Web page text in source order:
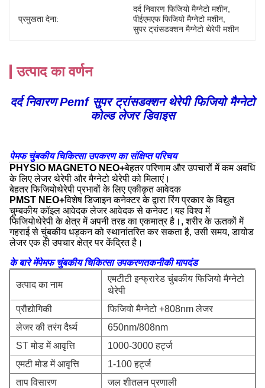
प्रमुखता देना:
दर्द निवारण फिजियो मैग्नेटो मशीन
पीईएमएफ फिजियो मैग्नेटो मशीन
सुपर ट्रांसडक्शन मैग्नेटो थेरेपी मशीन
उत्पाद का वर्णन
दर्द निवारण Pemf सुपर ट्रांसडक्शन थेरेपी फिजियो मैग्नेटो
कोल्ड लेजर डिवाइस
पेमफ चुंबकीय चिकित्सा उपकरण का संक्षिप्त परिचय
PHYSIO MAGNETO NEO+बेहतर परिणाम और उपचारों में कम अवधि
के लिए लेजर थेरेपी और मैग्नेटो थेरेपी को मिलाएं।
बेहतर फिजियोथेरेपी प्रभावों के लिए एकीकृत आवेदक
PMST NEO+विशेष डिजाइन कनेक्टर के द्वारा रिंग प्रकार के विद्युत
चुम्बकीय कॉइल आवेदक लेजर आवेदक से कनेक्ट।यह विश्व में
फिजियोथेरेपी के क्षेत्र में अपनी तरह का एकमात्र है।, शरीर के ऊतकों में
गहराई से चुंबकीय धड़कन को स्थानांतरित कर सकता है, उसी समय, डायोड
लेजर एक ही उपचार क्षेत्र पर केंद्रित है।
के बारे मेंपेमफ चुंबकीय चिकित्सा उपकरणतकनीकी मापदंड
उत्पाद का नाम
एमटीटी इन्फ्रारेड चुंबकीय फिजियो मैग्नेटो
थेरेपी
प्रौद्योगिकी
फिजियो मैग्नेटो +808nm लेजर
लेजर की तरंग दैर्ध्य
650nm/808nm
ST मोड में आवृत्ति
1000-3000 हर्ट्ज
एमटी मोड में आवृत्ति
1-100 हर्ट्ज
ताप विसारण
जल शीतलन प्रणाली